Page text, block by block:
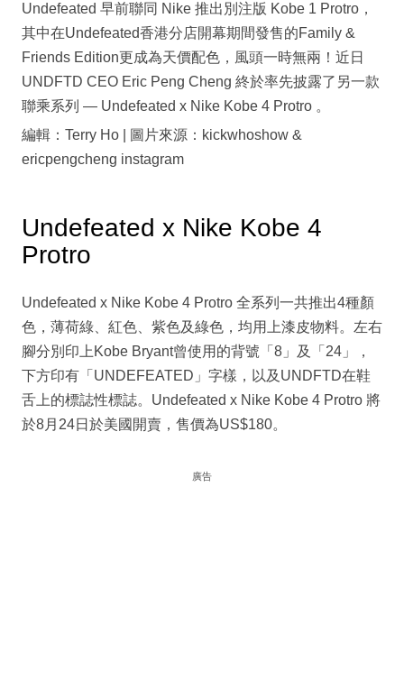
Undefeated 早前聯同 Nike 推出別注版 Kobe 1 Protro，
其中在Undefeated香港分店開幕期間發售的Family &
Friends Edition更成為天價配色，風頭一時無兩！近日
UNDFTD CEO Eric Peng Cheng 終於率先披露了另一款
聯乘系列 — Undefeated x Nike Kobe 4 Protro 。
編輯：Terry Ho | 圖片來源：kickwhoshow &
ericpengcheng instagram
Undefeated x Nike Kobe 4
Protro
Undefeated x Nike Kobe 4 Protro 全系列一共推出4種顏
色，薄荷綠、紅色、紫色及綠色，均用上漆皮物料。左右
腳分別印上Kobe Bryant曾使用的背號「8」及「24」，
下方印有「UNDEFEATED」字樣，以及UNDFTD在鞋
舌上的標誌性標誌。Undefeated x Nike Kobe 4 Protro 將
於8月24日於美國開賣，售價為US$180。
廣告